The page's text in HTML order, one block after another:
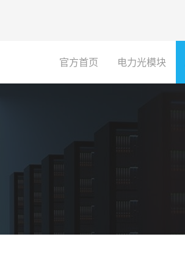
官方首页 电力光模块